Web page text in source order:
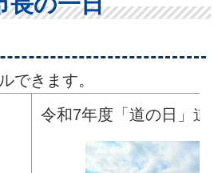
できます。
令和7年度「道の日」